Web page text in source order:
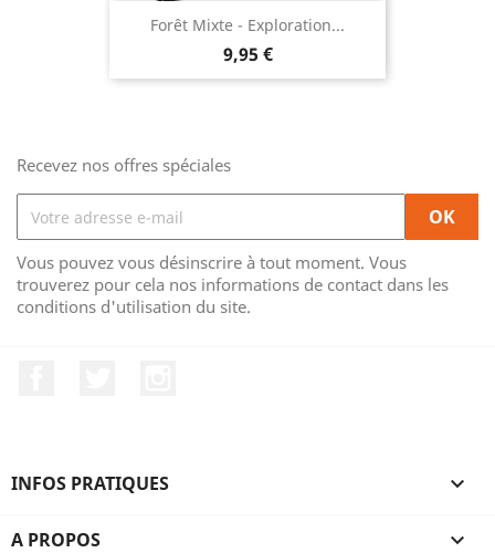
Forêt Mixte - Exploration...
Prix
9,95 €
Recevez nos offres spéciales
Vous pouvez vous désinscrire à tout moment. Vous
trouverez pour cela nos informations de contact dans les
conditions d'utilisation du site.
INFOS PRATIQUES 
A PROPOS 